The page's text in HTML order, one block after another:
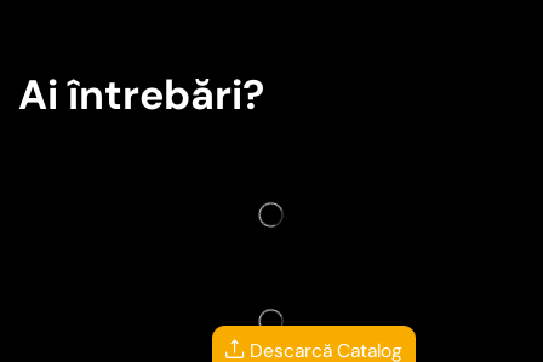
Ai întrebări?
Descarcă Catalog